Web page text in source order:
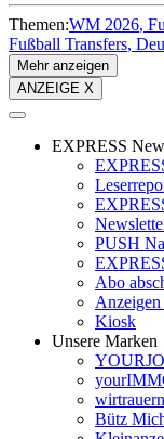
Themen:WM 2026
Fußball Transfers
Mehr anzeigen
ANZEIGE X
EXPRESS
PUSH
Abo
Anzeigen
Kiosk
Unsere Marken
wirtrauern
Bütz